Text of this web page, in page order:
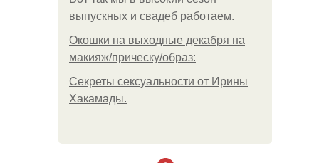
выпускных и свадеб работаем.
Окошки на выходные декабря на
макияж/прическу/образ:
Секреты сексуальности от Ирины
Хакамады.